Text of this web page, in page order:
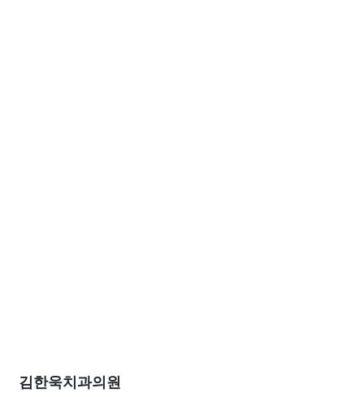
김한욱치과의원